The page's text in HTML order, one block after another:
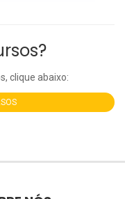
clique abaixo: